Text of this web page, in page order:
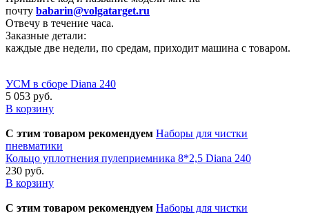
почту babarin@volgatarget.ru
Отвечу в течение часа.
Заказные детали:
каждые две недели, по средам, приходит машина с товаром.
УСМ в сборе Diana 240
5 053 руб.
В корзину
С этим товаром рекомендуем Наборы для чистки
пневматики
Кольцо уплотнения пулеприемника 8*2,5 Diana 240
230 руб.
В корзину
С этим товаром рекомендуем Наборы для чистки